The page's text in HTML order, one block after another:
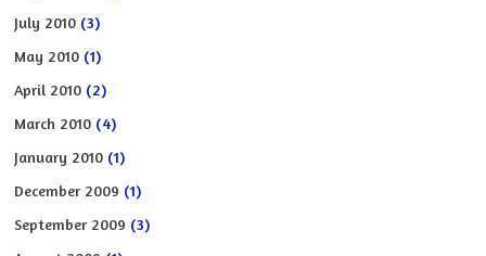
July 2010 (3)
May 2010 (1)
April 2010 (2)
March 2010 (4)
January 2010 (1)
December 2009 (1)
September 2009 (3)